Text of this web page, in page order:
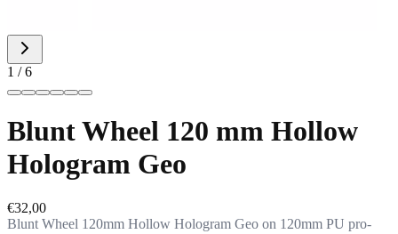
1 / 6
Blunt Wheel 120 mm Hollow
Hologram Geo
€32,00
Blunt Wheel 120mm Hollow Hologram Geo on 120mm PU pro-